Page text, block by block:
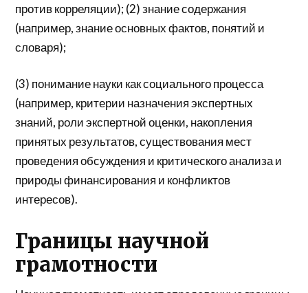
против корреляции); (2) знание содержания
(например, знание основных фактов, понятий и
словаря);
(3) понимание науки как социального процесса
(например, критерии назначения экспертных
знаний, роли экспертной оценки, накопления
принятых результатов, существования мест
проведения обсуждения и критического анализа и
природы финансирования и конфликтов
интересов).
Границы научной
грамотности